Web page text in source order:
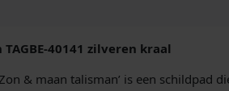
4
40141 zilveren kraal
& maan talisman’ is een schildpad